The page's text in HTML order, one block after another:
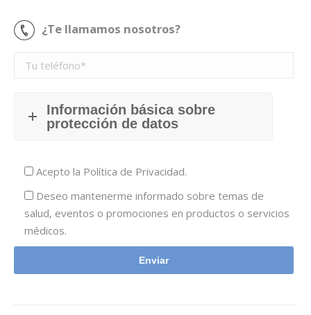
¿Te llamamos nosotros?
Información básica sobre
protección de datos
Acepto la Política de Privacidad.
Deseo mantenerme informado sobre temas de
salud, eventos o promociones en productos o servicios
médicos.